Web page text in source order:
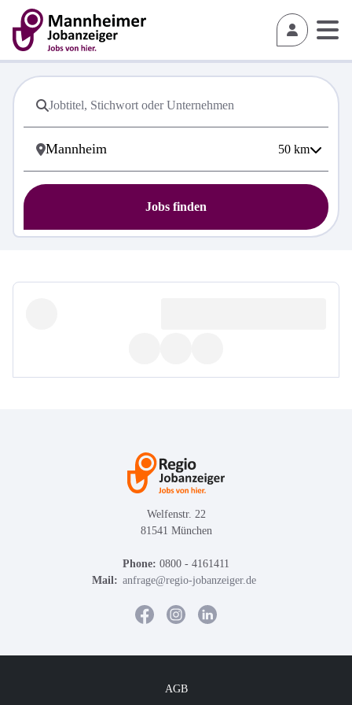
50 km
Jobs finden
Welfenstr. 22
81541 München
Phone: 0800 - 4161411
Mail: anfrage@regio-jobanzeiger.de
AGB